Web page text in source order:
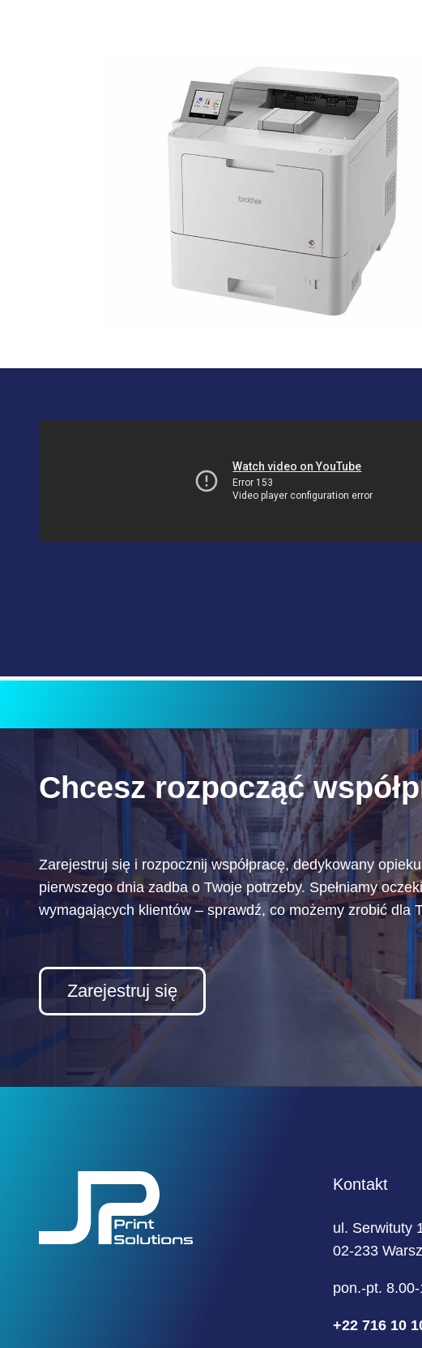
Chcesz rozpocząć
Zarejestruj się i rozpocznij współpracę, dedykowany
pierwszego dnia zadba o Twoje potrzeby. Spełniamy
wymagających klientów – sprawdź, co możemy zrobić dla
Zarejestruj się
Kontakt
ul. Serwituty
02-233
pon.-pt.
+22 716 10